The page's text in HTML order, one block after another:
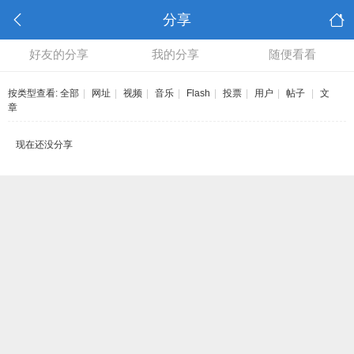
分享
好友的分享 我的分享 随便看看
按类型查看: 全部 网址 视频 音乐 Flash 投票 用户 帖子
文
章
现在还没分享